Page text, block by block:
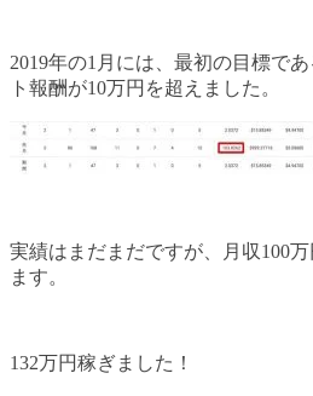
2019年の1月には、最初の目標で
ト報酬が10万円を超えました。
実績はまだまだですが、月収100
ます。
132万円稼ぎました！